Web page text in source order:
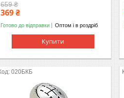
659 ₴
369 ₴
Готово до відправки Оптом і в роздріб
Купити
020БКБ